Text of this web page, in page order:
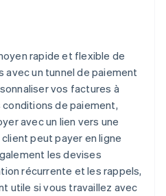
rapide et flexible de
un tunnel de paiement
vos factures à
de paiement,
avec un lien vers une
peut payer en ligne
les devises
récurrente et les rappels,
utile si vous travaillez avec